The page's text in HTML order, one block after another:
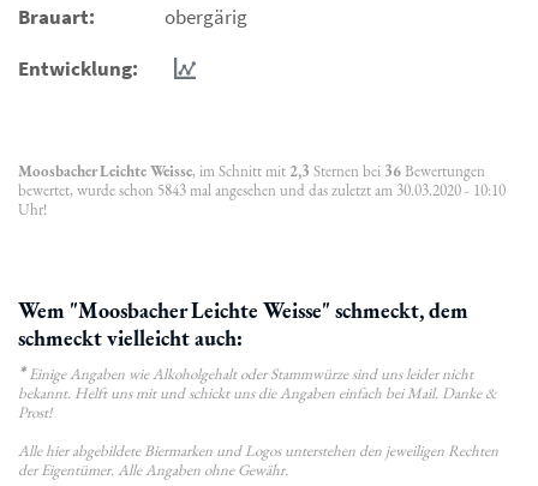
Brauart:
obergärig
Entwicklung:
Moosbacher Leichte Weisse, im Schnitt mit 2,3 Sternen bei 36Bewertungen
bewertet, wurde schon 5843 mal angesehen und das zuletzt am 30.03.2020 - 10:10
Uhr!
Wem "Moosbacher Leichte Weisse" schmeckt, dem
schmeckt vielleicht auch:
*Einige Angaben wie Alkoholgehalt oder Stammwürze sind uns leider nicht
bekannt. Helft uns mit und schickt uns die Angaben einfach bei Mail. Danke &
Prost!
Alle hier abgebildete Biermarken und Logos unterstehen den jeweiligen Rechten
der Eigentümer. Alle Angaben ohne Gewähr.